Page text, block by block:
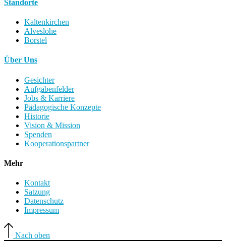
Standorte
Kaltenkirchen
Alveslohe
Borstel
Über Uns
Gesichter
Aufgabenfelder
Jobs & Karriere
Pädagogische Konzepte
Historie
Vision & Mission
Spenden
Kooperationspartner
Mehr
Kontakt
Satzung
Datenschutz
Impressum
Nach oben